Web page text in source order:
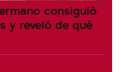
consiguió
y reveló de qué